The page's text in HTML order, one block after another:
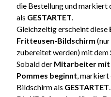
die Bestellung und markiert
als GESTARTET
Gleichzeitig erscheint diese
Fritteusen-Bildschirm
zubereitet werden) mit dem
Sobald der Mitarbeiter mit
Pommes beginnt ,
Bildschirm als GESTARTET